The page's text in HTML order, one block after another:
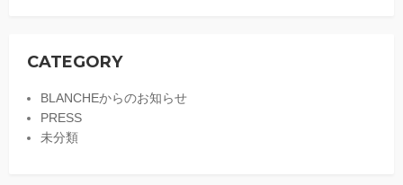
CATEGORY
BLANCHEからのお知らせ
PRESS
未分類